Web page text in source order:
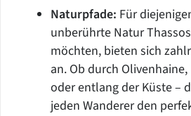
Naturpfade: Für
unberührte Natur
möchten, bieten sich
an. Ob durch
oder entlang der Küste –
jeden Wanderer den